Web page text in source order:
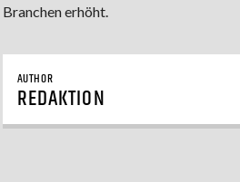
Branchen erhöht.
AUTHOR
REDAKTION